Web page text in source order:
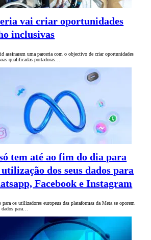
vai criar oportunidades
inclusivas
assinaram uma parceria com o objectivo de criar oportunidades
qualificadas portadoras…
tem até ao fim do dia para
dos seus dados para
Facebook e Instagram
para os utilizadores europeus das plataformas da Meta se oporem
dados para…